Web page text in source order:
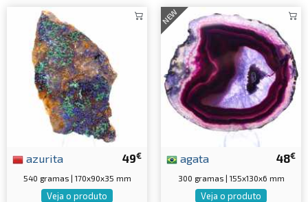
49€
azurita
540 gramas | 170x90x35 mm
Veja o produto
NEW
48€
agata
300 gramas | 155x130x6 mm
Veja o produto